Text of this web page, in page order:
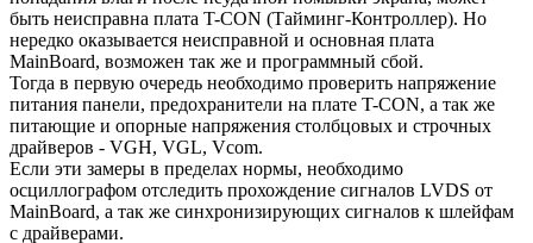
быть неисправна плата T-CON (Тайминг-Контроллер). Но
нередко оказывается неисправной и основная плата
MainBoard, возможен так же и программный сбой.
Тогда в первую очередь необходимо проверить напряжение
питания панели, предохранители на плате T-CON, а так же
питающие и опорные напряжения столбцовых и строчных
драйверов - VGH, VGL, Vcom.
Если эти замеры в пределах нормы, необходимо
осциллографом отследить прохождение сигналов LVDS от
MainBoard, а так же синхронизирующих сигналов к шлейфам
с драйверами.